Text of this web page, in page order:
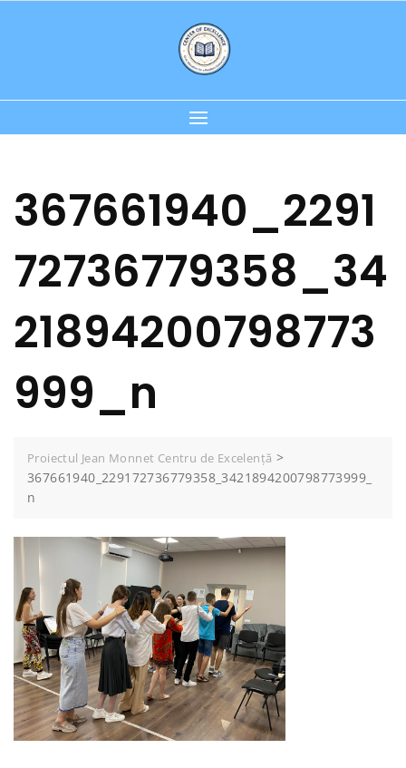
367661940_2291
72736779358_34
21894200798773
999_n
Proiectul Jean Monnet Centru de Excelență >
367661940_229172736779358_3421894200798773999_
n